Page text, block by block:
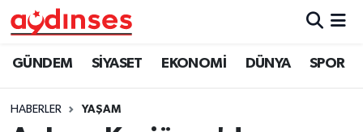
GÜNDEM SİYASET EKONOMİ DÜNYA SPOR
HABERLER YAŞAM
GÜNDEM
SİYASET
Nöbetçi Eczaneler
Hava Durumu